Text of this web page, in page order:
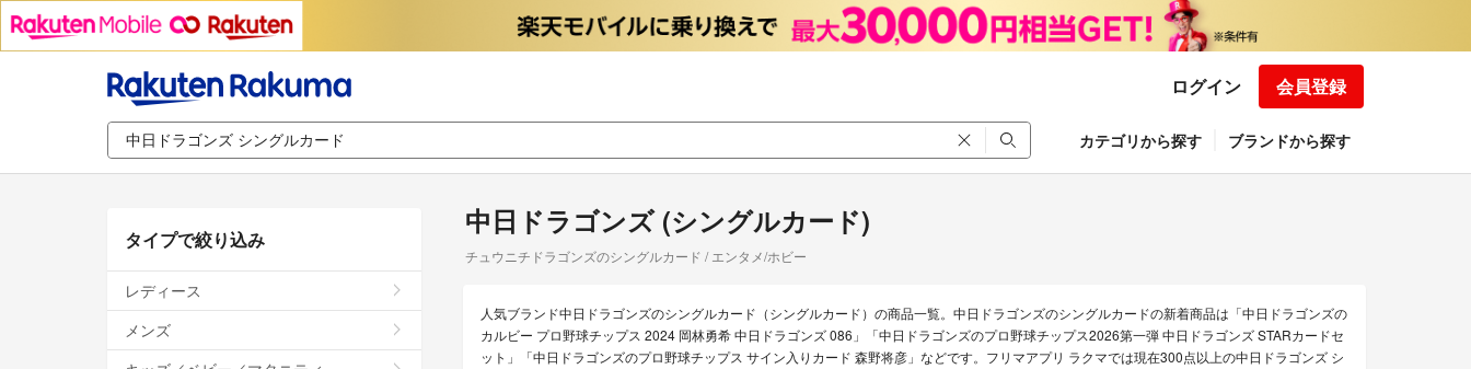
ログイン 会員登録
カテゴリから探す ブランドから探す
中日ドラゴンズ (シングルカード)
チュウニチドラゴンズのシングルカード / エンタメ/ホビー
人気ブランド中日ドラゴンズのシングルカード（シングルカード）の商品一覧。中日ドラゴンズのシングルカードの新着商品は「中日ドラゴンズの
カルビー プロ野球チップス 2024 岡林勇希 中日ドラゴンズ 086」「中日ドラゴンズのプロ野球チップス2026第一弾 中日ドラゴンズ STARカードセ
ット」「中日ドラゴンズのプロ野球チップス サイン入りカード 森野将彦」などです。フリマアプリ ラクマでは現在300点以上の中日ドラゴンズ シ
タイプで絞り込み
レディース
メンズ